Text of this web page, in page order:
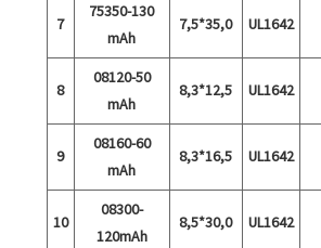
7
75350-130
mAh
7,5*35,0 UL1642
8
08120-50
mAh
8,3*12,5 UL1642
9
08160-60
mAh
8,3*16,5 UL1642
10
08300-
120mAh
8,5*30,0 UL1642